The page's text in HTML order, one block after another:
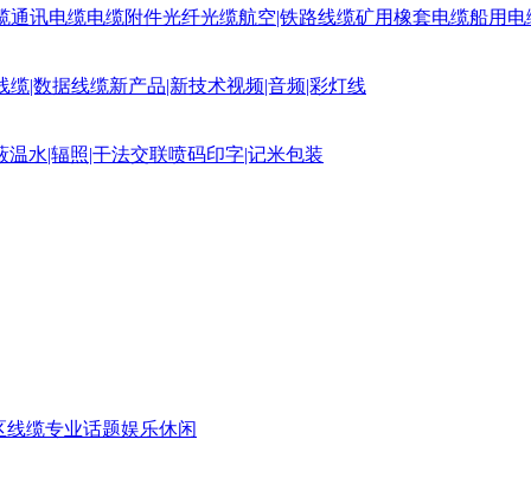
通讯电缆电缆附件光纤光缆航空|铁路线缆矿用橡套电缆船用电
缆|数据线缆新产品|新技术视频|音频|彩灯线
温水|辐照|干法交联喷码印字|记米包装
线缆专业话题娱乐休闲